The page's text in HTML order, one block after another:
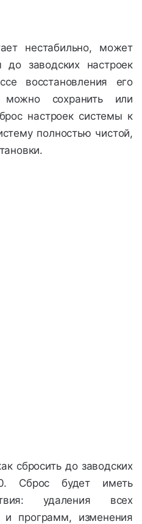
нестабильно, может
заводских настроек
восстановления его
можно сохранить или
настроек системы к
полностью чистой,
сбросить до заводских
Сброс будет иметь
удаления всех
и программ, изменения